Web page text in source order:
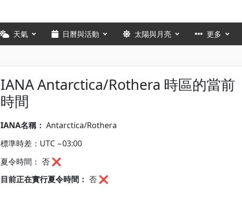
天氣 日曆與活動 太陽與月亮 更多
IANA Antarctica/Rothera 時區的當前
時間
IANA名稱： Antarctica/Rothera
標準時差：UTC −03:00
夏令時間： 否 ❌
目前正在實行夏令時間： 否 ❌